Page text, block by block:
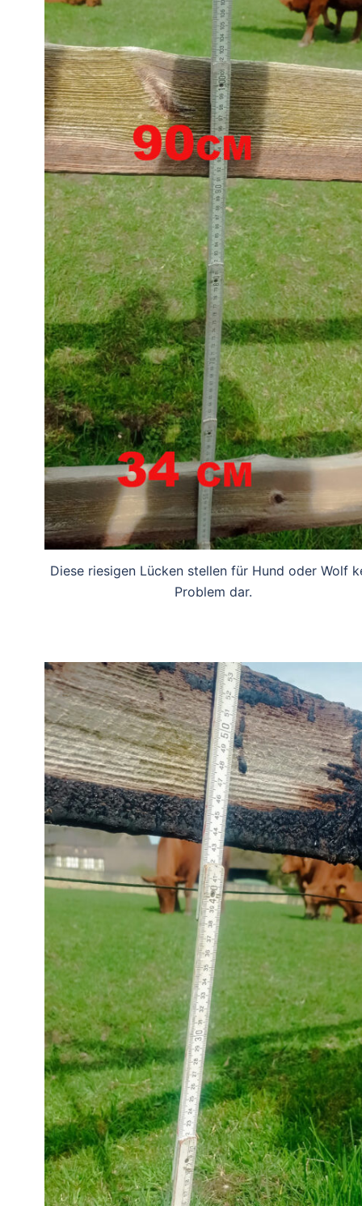
Diese riesigen Lücken stellen für Hund oder Wolf
Problem dar.